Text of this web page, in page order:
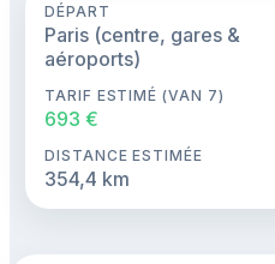
DÉPART
Paris (centre, gares &
aéroports)
TARIF ESTIMÉ (VAN 7)
693 €
DISTANCE ESTIMÉE
354,4 km